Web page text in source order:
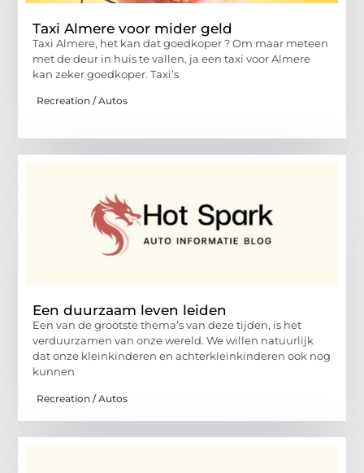
Taxi Almere voor mider geld
Taxi Almere, het kan dat goedkoper ? Om maar meteen
met de deur in huis te vallen, ja een taxi voor Almere
kan zeker goedkoper. Taxi’s
Recreation / Autos
Een duurzaam leven leiden
Een van de grootste thema’s van deze tijden, is het
verduurzamen van onze wereld. We willen natuurlijk
dat onze kleinkinderen en achterkleinkinderen ook nog
kunnen
Recreation / Autos